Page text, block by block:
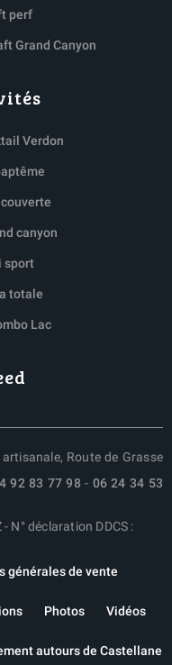
perf
Grand Canyon
Verdon
canyon
sport
totale
Lac
artisanale, Route de Grasse
92 83 77 98 - 06 24 34 53
N° déclaration DDCS :
générales de vente
Photos Vidéos
autours de Castellane